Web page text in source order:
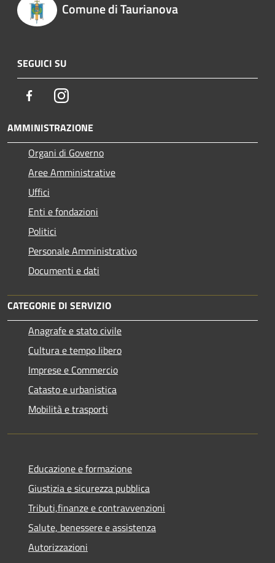
Comune di Taurianova
SEGUICI SU
FacebookInstagram
AMMINISTRAZIONE
Organi di Governo
Aree Amministrative
Uffici
Enti e fondazioni
Politici
Personale Amministrativo
Documenti e dati
CATEGORIE DI SERVIZIO
Anagrafe e stato civile
Cultura e tempo libero
Imprese e Commercio
Catasto e urbanistica
Mobilità e trasporti
Educazione e formazione
Giustizia e sicurezza pubblica
Tributi,finanze e contravvenzioni
Salute, benessere e assistenza
Autorizzazioni